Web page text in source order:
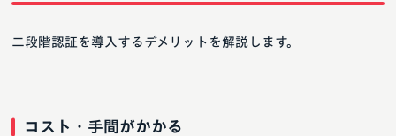
二段階認証を導入するデメリットを解説します。
コスト・手間がかかる